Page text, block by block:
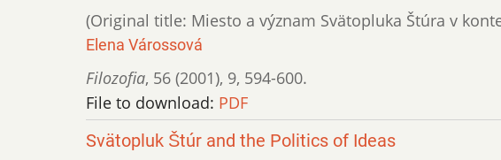
(Original title: Miesto a význam Svätopluka Štúra v
Elena Várossová
Filozofia, 56 (2001), 9, 594-600.
File to download: PDF
Svätopluk Štúr and the Politics of Ideas